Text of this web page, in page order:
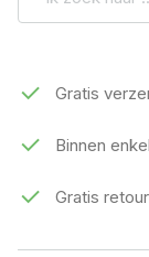
Gratis
Binnen
Gratis